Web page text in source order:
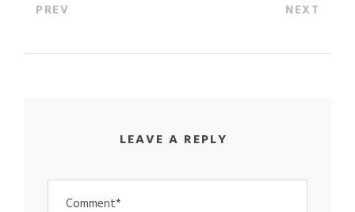
PREV NEXT
LEAVE A REPLY